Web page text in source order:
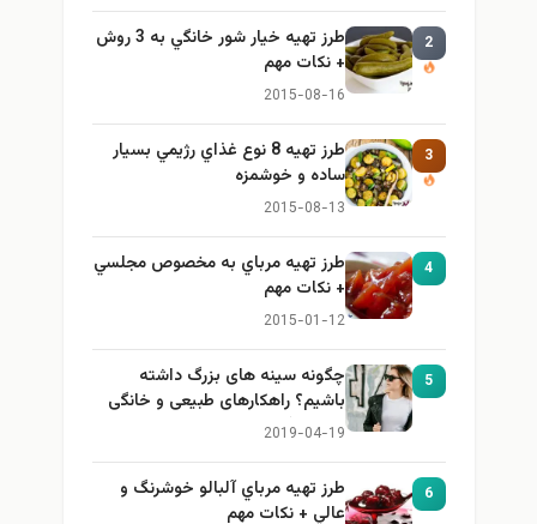
2
طرز تهيه خیار شور خانگي به 3 روش
+ نكات مهم
2015-08-16
3
طرز تهيه 8 نوع غذاي رژيمي بسيار
ساده و خوشمزه
2015-08-13
4
طرز تهيه مرباي به مخصوص مجلسي
+ نكات مهم
2015-01-12
5
چگونه سینه های بزرگ داشته
باشیم؟ راهکارهای طبیعی و خانگی
برای بزرگ کردن سینه
2019-04-19
6
طرز تهيه مرباي آلبالو خوشرنگ و
عالي + نكات مهم